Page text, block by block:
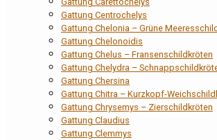
Gattung Centrochelys
Gattung Chelonia – Grüne
Gattung Chelonoidis
Gattung Chelus – Fransenschildkröten
Gattung Chelydra –
Gattung Chersina
Gattung Chitra – Kurzkopf-
Gattung Chrysemys – Zierschildkröten
Gattung Claudius
Gattung Clemmys